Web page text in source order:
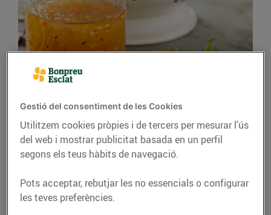
CONSELLS I HÀBITS SALUDABLES
Com fer una bona
vinagreta
15/d’abril/2020
Gestió del consentiment de les Cookies
Utilitzem cookies pròpies i de tercers per mesurar l’ús
del web i mostrar publicitat basada en un perfil
segons els teus hàbits de navegació.
Pots acceptar, rebutjar les no essencials o configurar
les teves preferències.